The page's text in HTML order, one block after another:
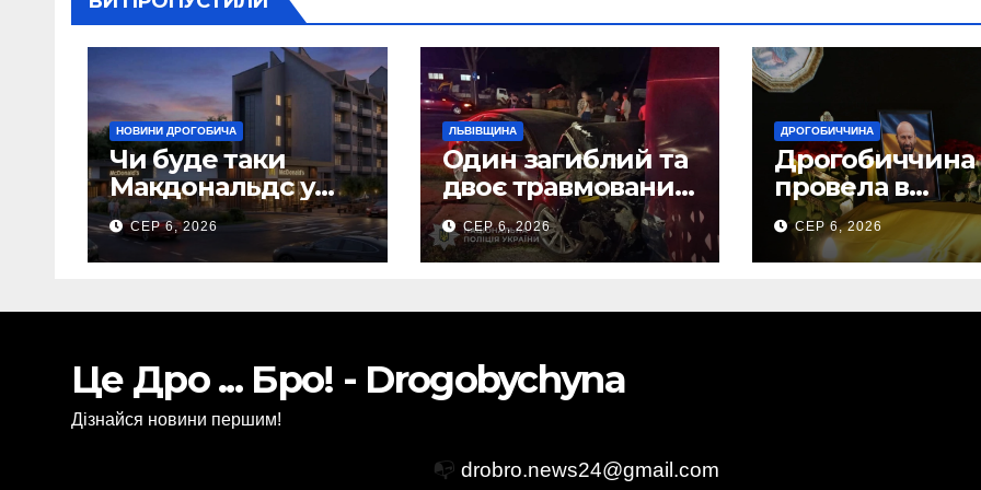
НОВИНИ ДРОГОБИЧА
Чи буде таки
Макдональдс у
Дрогобичі? (Фото)
СЕР 6, 2026
ЛЬВІВЩИНА
Один загиблий та
двоє травмованих
внаслідок ДТП на
Самбірщині
СЕР 6, 2026
ДРОГОБИЧЧИНА
Дрогобиччина
провела в
останню земну
дорогу свого
Захисника –
СЕР 6, 2026
Це Дро ... Бро! - Drogobychyna
Дізнайся новини першим!
📭 drobro.news24@gmail.com